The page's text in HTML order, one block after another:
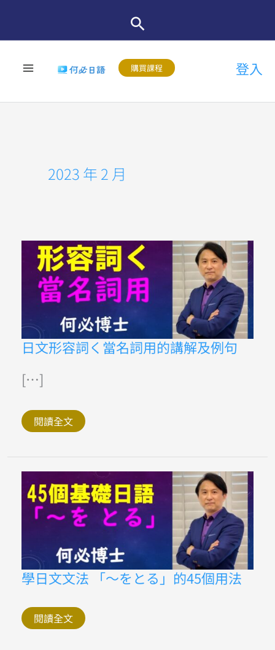
購買課程 登入
2023 年 2 月
日文形容詞く當名詞用的講解及例句
[…]
日
文
容
詞
く
名
詞
用
解
及
例
句
閱讀全文
學日文文法 「〜をとる」的45個用法
學
日
文
法
「〜
を
閱讀全文